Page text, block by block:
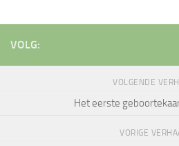
VOLG:
VOLGENDE
Het eerste
VORIGE